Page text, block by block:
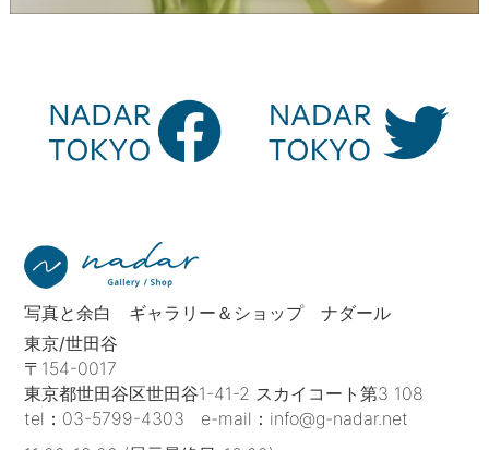
写真と余白 ギャラリー＆ショップ ナダール
東京/世田谷
〒154-0017
東京都世田谷区世田谷1-41-2 スカイコート第3 108
tel： 03-5799-4303 e-mail： info@g-nadar.net